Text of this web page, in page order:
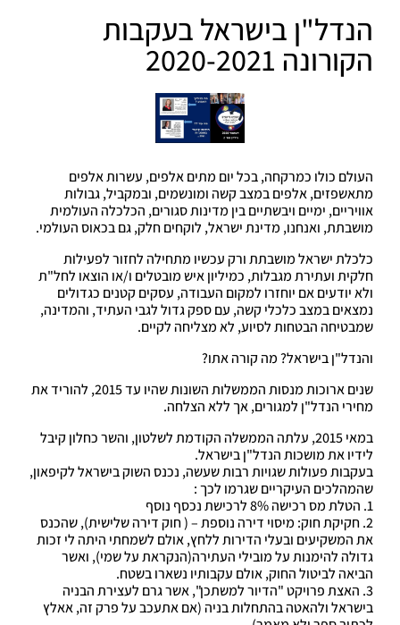
הנדל"ן בישראל בעקבות
הקורונה 2020-2021
העולם כולו כמרקחה, בכל יום מתים אלפים, עשרות אלפים
מתאשפזים, אלפים במצב קשה ומונשמים, ובמקביל, גבולות
אוויריים, ימיים ויבשתיים בין מדינות סגורים, הכלכלה העולמית
מושבתת, ואנחנו, מדינת ישראל, לוקחים חלק, גם בכאוס העולמי.
כלכלת ישראל מושבתת ורק עכשיו מתחילה לחזור לפעילות
חלקית ועתירת מגבלות, כמיליון איש מובטלים ו/או הוצאו לחל"ת
ולא יודעים אם יוחזרו למקום העבודה, עסקים קטנים כגדולים
נמצאים במצב כלכלי קשה, עם ספק גדול לגבי העתיד, והמדינה,
שמבטיחה הבטחות לסיוע, לא מצליחה לקיים.
והנדל"ן בישראל? מה קורה אתו?
שנים ארוכות מנסות הממשלות השונות שהיו עד 2015, להוריד את
מחירי הנדל"ן למגורים, אך ללא הצלחה.
במאי 2015, עלתה הממשלה הקודמת לשלטון, והשר כחלון קיבל
לידיו את מושכות הנדל"ן בישראל.
בעקבות פעולות שגויות רבות שעשה, נכנס השוק בישראל לקיפאון,
שהמהלכים העיקריים שגרמו לכך :
1. הטלת מס רכישה 8% לרכישת נכסף נוסף
2. חקיקת חוק: מיסוי דירה נוספת – ( חוק דירה שלישית), שהכנס
את המשקיעים ובעלי הדירות ללחץ, אולם לשמחתי היתה לי זכות
גדולה להימנות על מובילי העתירה(הנקראת על שמי), ואשר
הביאה לביטול החוק, אולם עקבותיו נשארו בשטח.
3. האצת פרויקט "הדיור למשתכן", אשר גרם לעצירת הבניה
בישראל ולהאטה בהתחלות בניה (אם אתעכב על פרק זה, אאלץ